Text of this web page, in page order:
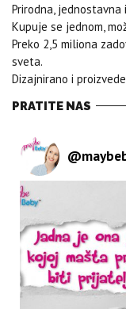
Prirodna, jednostavna
Kupuje se jednom,
Preko 2,5 miliona
sveta.
Dizajnirano i
PRATITE NAS
@